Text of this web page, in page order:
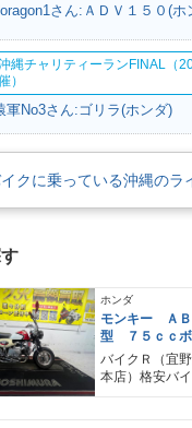
さん:ＡＤＶ１５０(ホ
縄チャリティーランFINAL（
）
軍No3さん:ゴリラ(ホンダ)
クに乗っている沖縄のラ
ホンダ
モンキー ＡＢ
型 ７５ｃｃボ
プ オイルク
エアクリーナ
ップ マフラ
バイクＲ（宜
本店）格安バイ